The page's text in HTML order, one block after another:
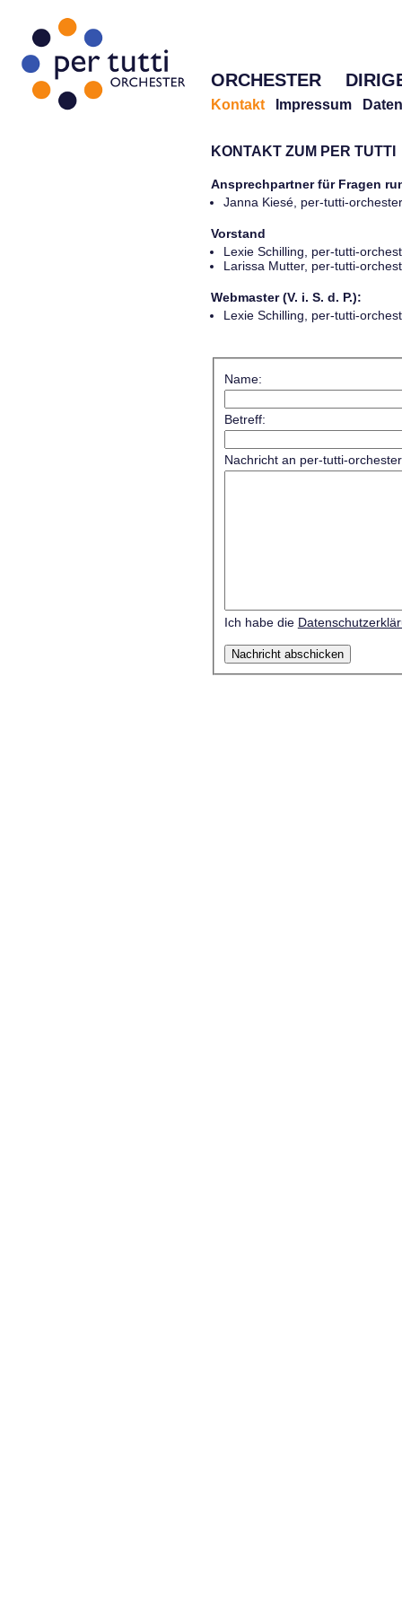
ORCHESTER
Kontakt Impressum
KONTAKT ZUM PER TUTTI
Ansprechpartner für Fragen
Janna Kiesé, per-tutti-
Vorstand
Lexie Schilling, per-tutti-
Larissa Mutter, per-tutti-
Webmaster (V. i. S. d. P.):
Lexie Schilling, per-tutti-
Name:
Betreff:
Nachricht an per-tutti-
Ich habe die